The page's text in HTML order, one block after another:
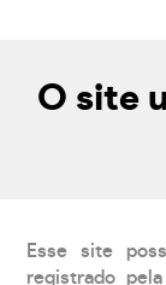
O site
Esse site
registrado